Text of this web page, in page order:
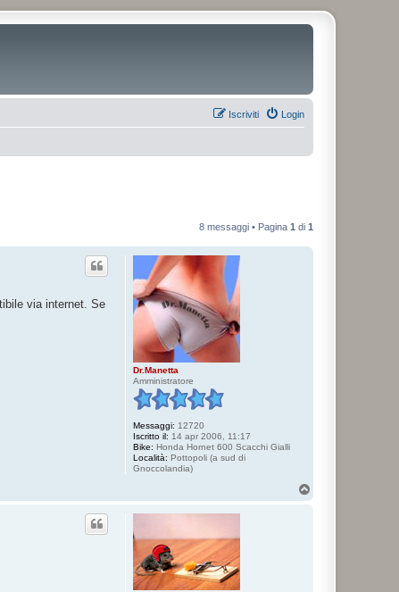
Login
Iscriviti
8 messaggi • Pagina 1 di 1
Dr.Manetta
Amministratore
Messaggi: 12720
Iscritto il: 14 apr 2006, 11:17
Bike: Honda Hornet 600 Scacchi Gialli
Località: Pottopoli (a sud di
Gnoccolandia)
via internet. Se